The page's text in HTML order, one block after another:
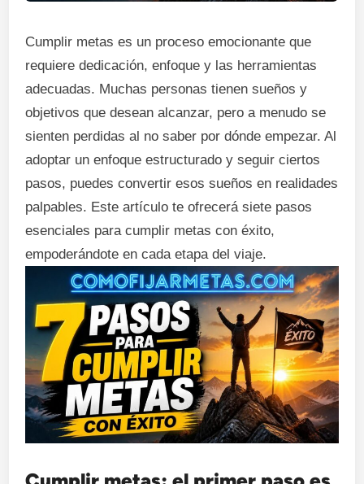
Cumplir metas es un proceso emocionante que
requiere dedicación, enfoque y las herramientas
adecuadas. Muchas personas tienen sueños y
objetivos que desean alcanzar, pero a menudo se
sienten perdidas al no saber por dónde empezar. Al
adoptar un enfoque estructurado y seguir ciertos
pasos, puedes convertir esos sueños en realidades
palpables. Este artículo te ofrecerá siete pasos
esenciales para cumplir metas con éxito,
empoderándote en cada etapa del viaje.